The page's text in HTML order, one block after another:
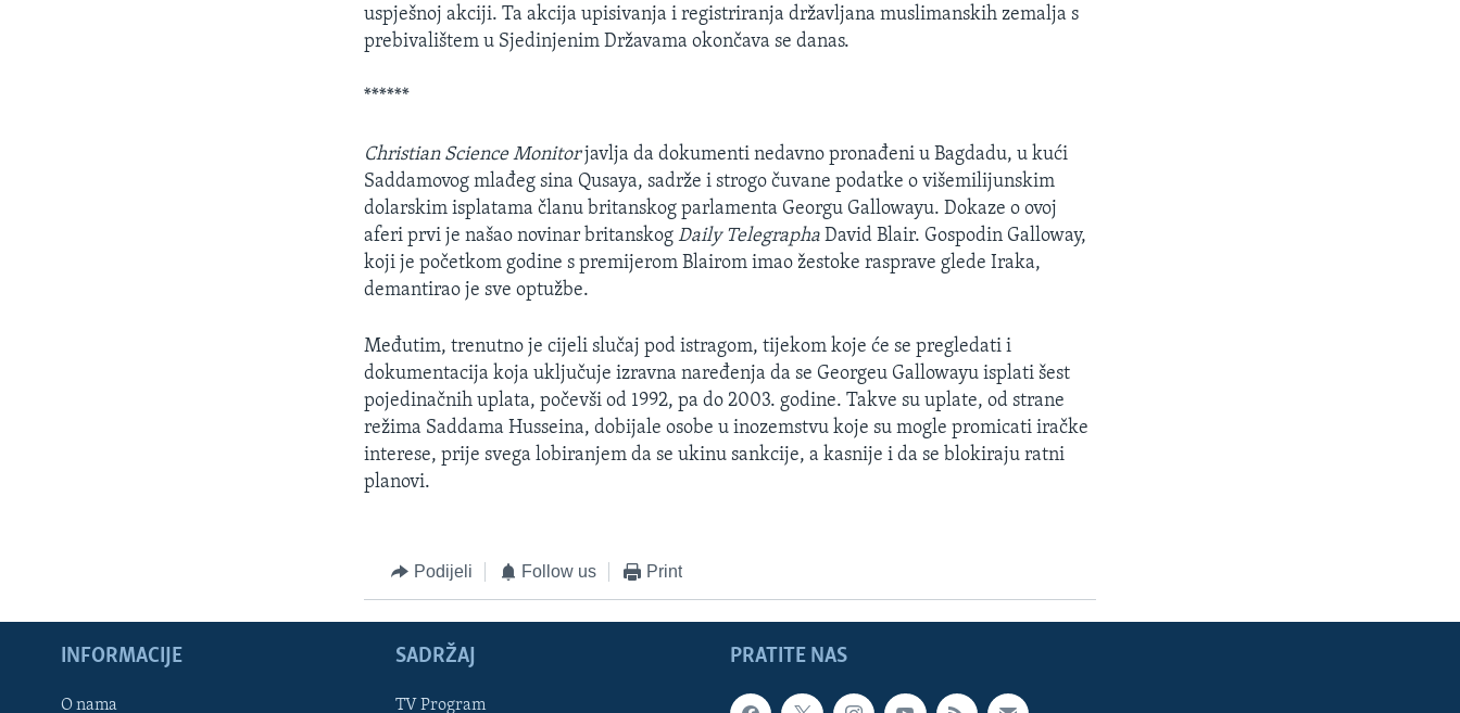
Learning English
uspješnoj akciji. Ta akcija upisivanja i registriranja državljana muslimanskih zemalja s
prebivalištem u Sjedinjenim Državama okončava se danas.
******
Christian Science Monitorjavlja da dokumenti nedavno pronađeni u Bagdadu, u kući
Saddamovog mlađeg sina Qusaya, sadrže i strogo čuvane podatke o višemilijunskim
dolarskim isplatama članu britanskog parlamenta Georgu Gallowayu. Dokaze o ovoj
aferi prvi je našao novinar britanskogDaily Telegrapha David Blair. Gospodin Galloway,
koji je početkom godine s premijerom Blairom imao žestoke rasprave glede Iraka,
demantirao je sve optužbe.
Međutim, trenutno je cijeli slučaj pod istragom, tijekom koje će se pregledati i
dokumentacija koja uključuje izravna naređenja da se Georgeu Gallowayu isplati šest
pojedinačnih uplata, počevši od 1992, pa do 2003. godine. Takve su uplate, od strane
režima Saddama Husseina, dobijale osobe u inozemstvu koje su mogle promicati iračke
interese, prije svega lobiranjem da se ukinu sankcije, a kasnije i da se blokiraju ratni
planovi.
Podijeli Follow us Print
PRATITE NAS
INFORMACIJE
O nama
SADRŽAJ
TV Program